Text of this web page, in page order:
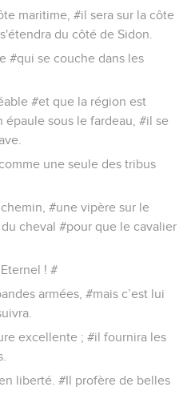
maritime, #il sera sur la côte
du côté de Sidon.
#qui se couche dans les
#et que la région est
sous le fardeau, #il se
une seule des tribus
#une vipère sur le
cheval #pour que le cavalier
! #
armées, #mais c’est lui
excellente ; #il fournira les
liberté. #Il profère de belles